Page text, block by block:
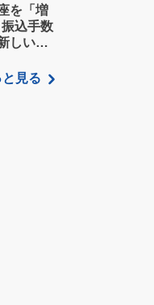
を「増
込手数
しい家
と見る